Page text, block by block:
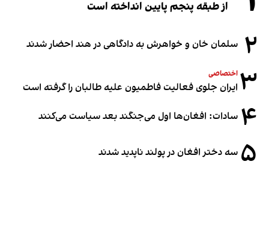
از طبقه پنجم پایین انداخته است
۲ سلمان خان و خواهرش به دادگاهی در هند احضار شدند
۳ اختصاصی
ایران جلوی فعالیت فاطمیون علیه طالبان را گرفته است
۴ سادات: افغان‌ها اول می‌جنگند بعد سیاست می‌کنند
۵ سه دختر افغان در پولند ناپدید شدند